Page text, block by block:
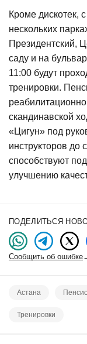
Кроме дискотек,
нескольких
Президентский,
саду и на
11:00 будут
тренировки.
скандинавской
«Цигун» под
инструкторов до
способствуют
улучшению
ПОДЕЛИТЬСЯ
Сообщить об ошибке
Астана
Тренировки